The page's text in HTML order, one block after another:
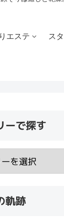
エステ ス
ーで探す
軌跡